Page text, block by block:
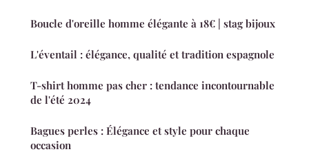
Boucle d'oreille homme élégante à 18€ | stag bijoux
L'éventail : élégance, qualité et tradition espagnole
T-shirt homme pas cher : tendance incontournable
de l'été 2024
Bagues perles : Élégance et style pour chaque
occasion